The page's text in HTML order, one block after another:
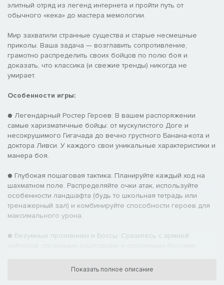
элитный отряд из легенд интернета и пройти путь от
обычного «кека» до мастера мемологии.
Мир захватили странные существа и старые несмешные
приколы. Ваша задача — возглавить сопротивление,
грамотно распределить своих бойцов по полю боя и
доказать, что классика (и свежие тренды) никогда не
умирает.
Особенности игры:
● Легендарный Ростер Героев: В вашем распоряжении
самые харизматичные бойцы: от мускулистого Доге и
несокрушимого Гигачада до вечно грустного Банана-кота и
доктора Ливси. У каждого свои уникальные характеристики и
манера боя.
● Глубокая пошаговая тактика: Планируйте каждый ход на
шахматном поле. Распределяйте очки атак, используйте
особенности ландшафта (будь то школьная тетрадь или
тренажерный зал) и комбинируйте способности героев для
максимального урона.
● Безумные противники и Боссы: Сразитесь с армией
мышления (и чувства юмора).Показать полное описание